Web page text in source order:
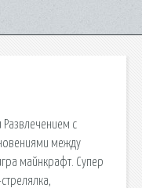
с
между
майнкрафт. Супер